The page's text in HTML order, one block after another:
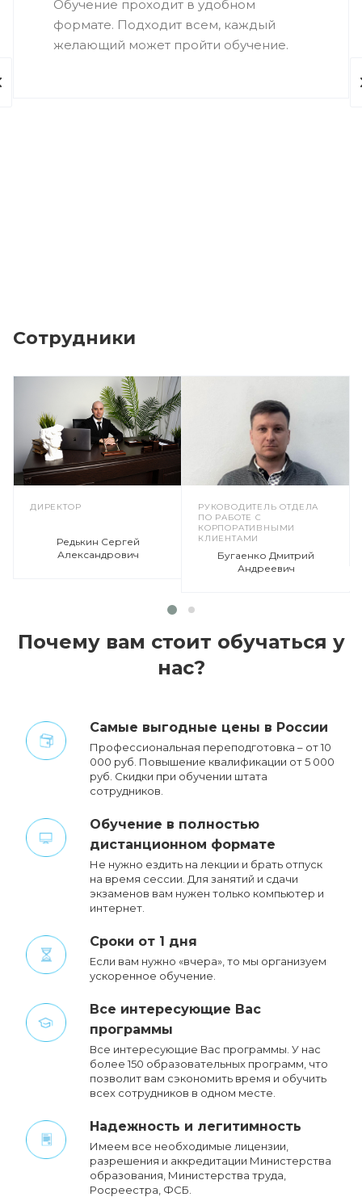
Обучение проходит в удобном
формате. Подходит всем, каждый
желающий может пройти обучение.
Сотрудники
ДИРЕКТОР
Редькин Сергей
Александрович
РУКОВОДИТЕЛЬ ОТДЕЛА
ПО РАБОТЕ С
КОРПОРАТИВНЫМИ
КЛИЕНТАМИ
Бугаенко Дмитрий
Андреевич
Почему вам стоит обучаться у
нас?
Cамые выгодные цены в России
Профессиональная переподготовка – от 10
000 руб. Повышение квалификации от 5 000
руб. Cкидки при обучении штата
сотрудников.
Обучение в полностью
дистанционном формате
Не нужно ездить на лекции и брать отпуск
на время сессии. Для занятий и сдачи
экзаменов вам нужен только компьютер и
интернет.
Сроки от 1 дня
Если вам нужно «вчера», то мы организуем
ускоренное обучение.
Все интересующие Вас
программы
Все интересующие Вас программы. У нас
более 150 образовательных программ, что
позволит вам сэкономить время и обучить
всех сотрудников в одном месте.
Надежность и легитимность
Имеем все необходимые лицензии,
разрешения и аккредитации Министерства
образования, Министерства труда,
Росреестра, ФСБ.